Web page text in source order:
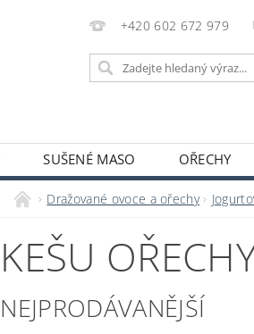
+420 602 672 979
SUŠENÉ MASO OŘECHY
SEMENA, PROTEINY A SMĚSI
Dražované ovoce a ořechy
KEŠU
NEJPRODÁVANĚJŠÍ